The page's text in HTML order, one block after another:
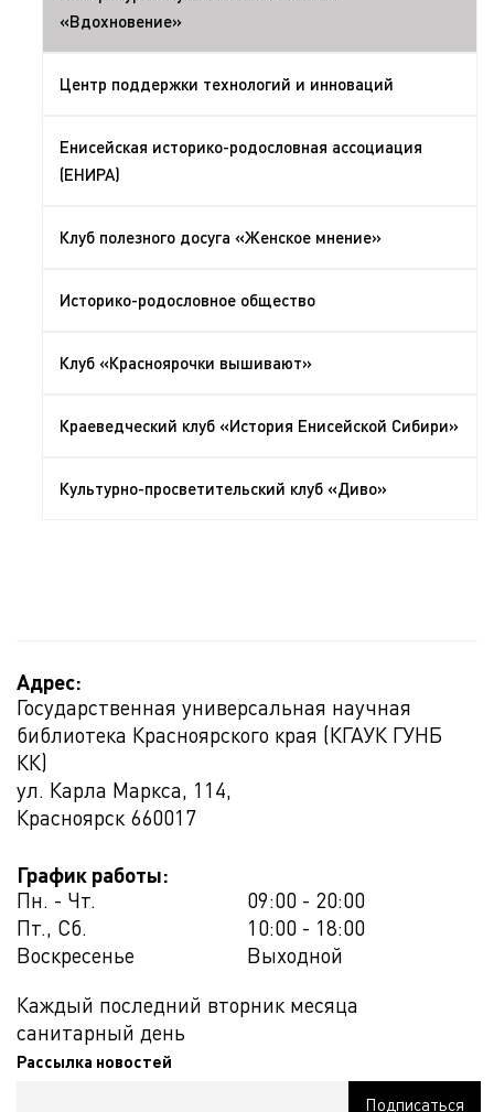
«Вдохновение»
Центр поддержки технологий и инноваций
Енисейская историко-родословная ассоциация
(ЕНИРА)
Клуб полезного досуга «Женское мнение»
Историко-родословное общество
Клуб «Красноярочки вышивают»
Краеведческий клуб «История Енисейской Сибири»
Культурно-просветительский клуб «Диво»
Адрес:
Государственная универсальная научная
библиотека Красноярского края (КГАУК ГУНБ
КК)
ул. Карла Маркса, 114,
Красноярск 660017
График работы:
Пн. - Чт.
09:00 - 20:00
Пт., Сб.
10:00 - 18:00
Воскресенье
Выходной
Каждый последний вторник месяца
санитарный день
Рассылка новостей